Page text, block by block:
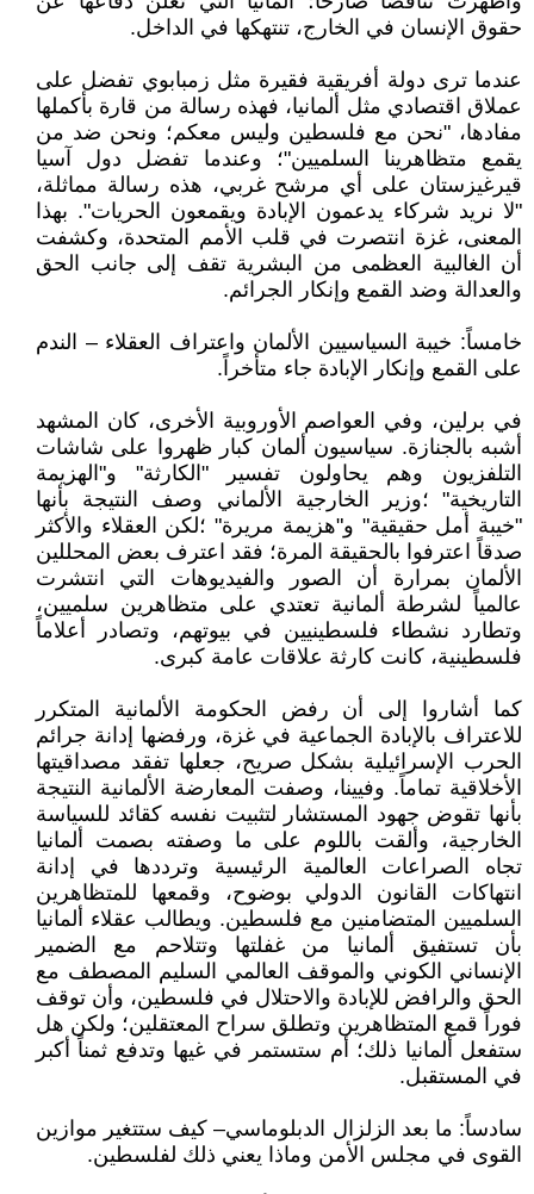
حقوق الإنسان في الخارج، تنتهكها في الداخل.
عندما ترى دولة أفريقية فقيرة مثل زمبابوي تفضل على
عملاق اقتصادي مثل ألمانيا، فهذه رسالة من قارة بأكملها
مفادها، "نحن مع فلسطين وليس معكم؛ ونحن ضد من
يقمع متظاهرينا السلميين"؛ وعندما تفضل دول آسيا
قيرغيزستان على أي مرشح غربي، هذه رسالة مماثلة،
"لا نريد شركاء يدعمون الإبادة ويقمعون الحريات". بهذا
المعنى، غزة انتصرت في قلب الأمم المتحدة، وكشفت
أن الغالبية العظمى من البشرية تقف إلى جانب الحق
والعدالة وضد القمع وإنكار الجرائم.
خامساً: خيبة السياسيين الألمان واعتراف العقلاء – الندم
على القمع وإنكار الإبادة جاء متأخراً.
في برلين، وفي العواصم الأوروبية الأخرى، كان المشهد
أشبه بالجنازة. سياسيون ألمان كبار ظهروا على شاشات
التلفزيون وهم يحاولون تفسير "الكارثة" و"الهزيمة
التاريخية" ؛وزير الخارجية الألماني وصف النتيجة بأنها
"خيبة أمل حقيقية" و"هزيمة مريرة" ؛لكن العقلاء والأكثر
صدقاً اعترفوا بالحقيقة المرة؛ فقد اعترف بعض المحللين
الألمان بمرارة أن الصور والفيديوهات التي انتشرت
عالمياً لشرطة ألمانية تعتدي على متظاهرين سلميين،
وتطارد نشطاء فلسطينيين في بيوتهم، وتصادر أعلاماً
فلسطينية، كانت كارثة علاقات عامة كبرى.
كما أشاروا إلى أن رفض الحكومة الألمانية المتكرر
للاعتراف بالإبادة الجماعية في غزة، ورفضها إدانة جرائم
الحرب الإسرائيلية بشكل صريح، جعلها تفقد مصداقيتها
الأخلاقية تماماً. وفيينا، وصفت المعارضة الألمانية النتيجة
بأنها تقوض جهود المستشار لتثبيت نفسه كقائد للسياسة
الخارجية، وألقت باللوم على ما وصفته بصمت ألمانيا
تجاه الصراعات العالمية الرئيسية وترددها في إدانة
انتهاكات القانون الدولي بوضوح، وقمعها للمتظاهرين
السلميين المتضامنين مع فلسطين. ويطالب عقلاء ألمانيا
بأن تستفيق ألمانيا من غفلتها وتتلاحم مع الضمير
الإنساني الكوني والموقف العالمي السليم المصطف مع
الحق والرافض للإبادة والاحتلال في فلسطين، وأن توقف
فوراً قمع المتظاهرين وتطلق سراح المعتقلين؛ ولكن هل
ستفعل ألمانيا ذلك؛ أم ستستمر في غيها وتدفع ثمناً أكبر
في المستقبل.
سادساً: ما بعد الزلزال الدبلوماسي– كيف ستتغير موازين
القوى في مجلس الأمن وماذا يعني ذلك لفلسطين.